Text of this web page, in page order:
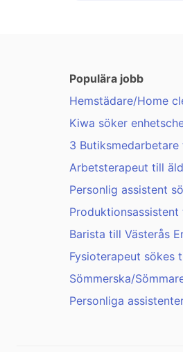
Populära jobb
Hemstädare/Home
Kiwa söker
3
Arbetsterapeut till
Personlig assistent
Barista till Västerås
Fysioterapeut sökes
Sömmerska/
Personliga